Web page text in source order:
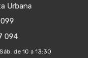
Urbana
094
de 10 a 13:30